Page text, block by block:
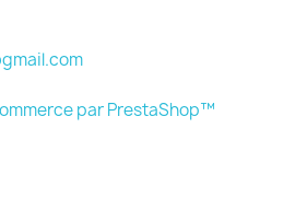
par PrestaShop™